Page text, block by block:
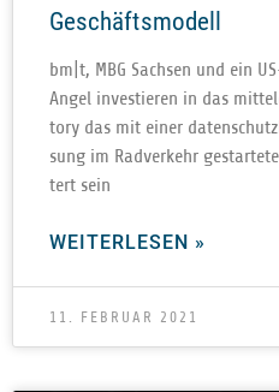
Geschäftsmodell
bm|t, MBG Sach­sen und ein
Angel inves­tie­ren in das
tory das mit einer
sung im Rad­ver­kehr
tert sein
WEITERLESEN »
11. FEBRUAR 2021